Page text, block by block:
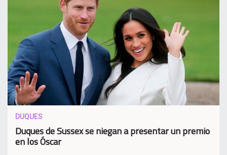
DUQUES
Duques de Sussex se niegan a presentar un premio
en los Óscar